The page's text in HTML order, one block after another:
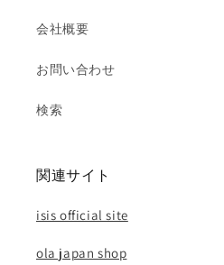
会社概要
お問い合わせ
検索
関連サイト
isis official site
ola japan shop